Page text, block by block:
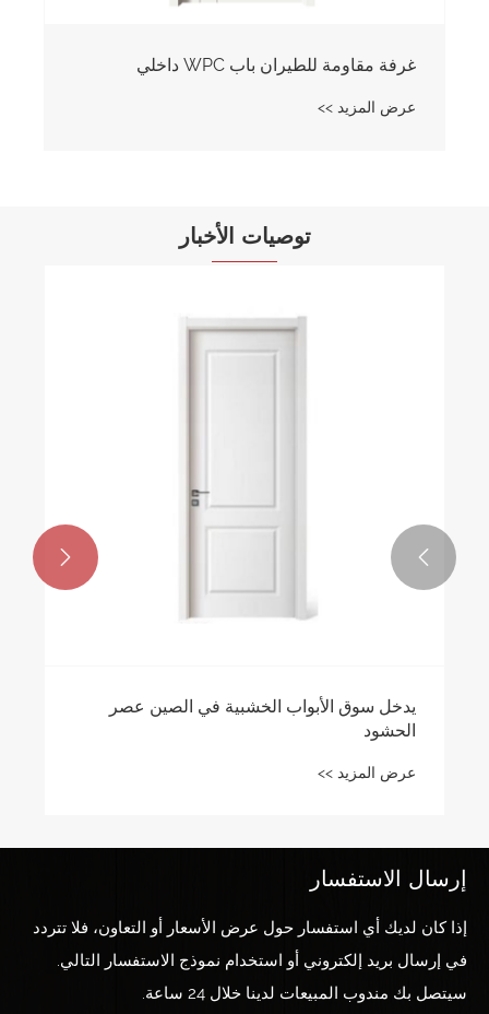
غرفة مقاومة للطيران باب WPC داخلي
عرض المزيد >>
توصيات الأخبار
يدخل سوق الأبواب الخشبية في الصين عصر
الحشود
عرض المزيد >>


إرسال الاستفسار
إذا كان لديك أي استفسار حول عرض الأسعار أو التعاون، فلا تتردد
في إرسال بريد إلكتروني أو استخدام نموذج الاستفسار التالي.
سيتصل بك مندوب المبيعات لدينا خلال 24 ساعة.